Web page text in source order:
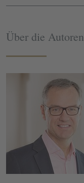
Über die Autoren